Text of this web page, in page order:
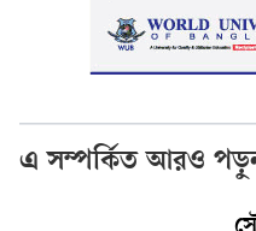
এ সম্পর্কিত আরও